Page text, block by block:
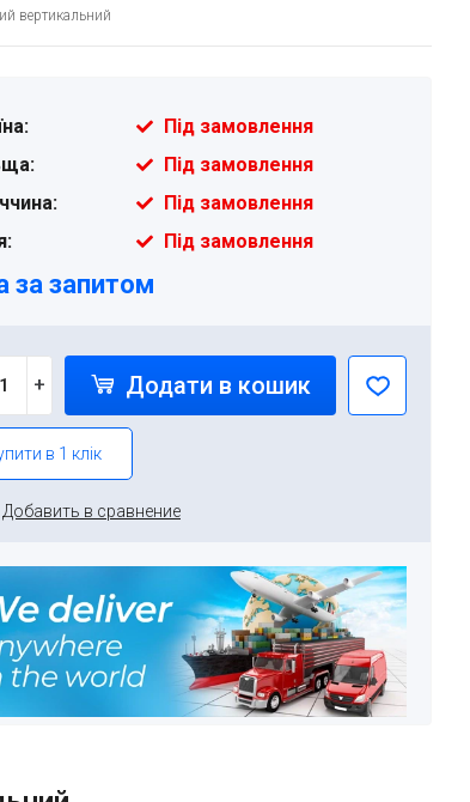
вертикальний
Під замовлення
Під замовлення
Під замовлення
Під замовлення
за запитом
+ Додати в кошик
в 1 клік
Добавить в сравнение